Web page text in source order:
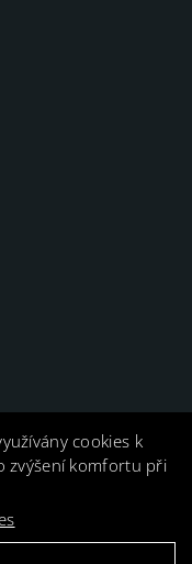
cookies k
zvýšení komfortu při